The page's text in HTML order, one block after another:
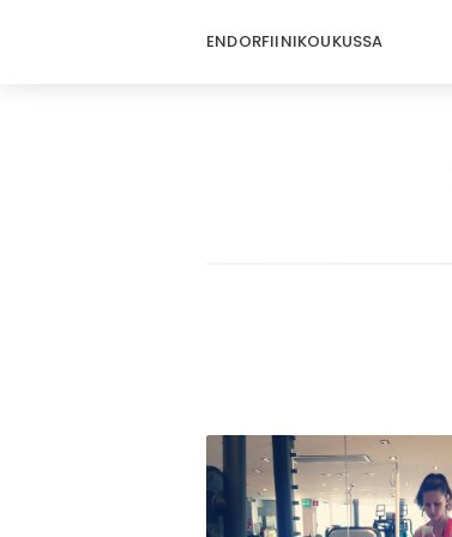
ENDORFIINIKOUKUSSA